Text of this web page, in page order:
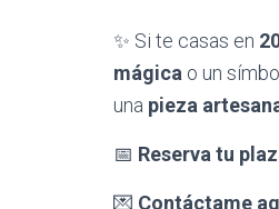
​✨ Si te casas en
mágica o un
una pieza
​📅 Reserva tu
💌 Contáctame